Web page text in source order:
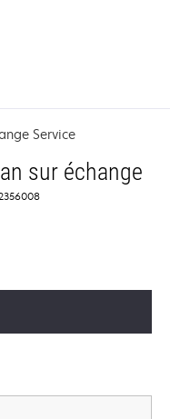
Service
sur échange